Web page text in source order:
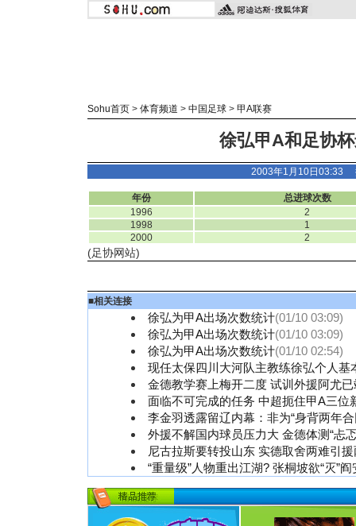
Sohu首页 > 体育频道 > 中国足球 > 甲A联赛
徐弘甲A和足协
2003年1月10日03:33
年份
总进球次数
1996
2
1998
1
2000
2
(足协网站)
■相关连接
徐弘为甲A出场次数统计(01/10 03:09)
徐弘为甲A出场次数统计(01/10 03:09)
徐弘为甲A出场次数统计(01/10 02:54)
现任太保四川大河队主教练徐弘个人基
金德教学赛上梅开二度 试训外援阿尤
面临不可完成的任务 中超扼住甲A三位
李金羽透露留辽内幕：非为“身背两年合
外援不解国内球员压力大 金德体测“忐
尼古拉斯要转投山东 实德取舍两难引
“重量级”人物重出江湖? 张桐坡欲“灭”阎